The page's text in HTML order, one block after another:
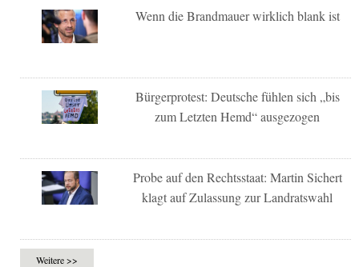
Wenn die Brandmauer wirklich blank ist
Bürgerprotest: Deutsche fühlen sich „bis
zum Letzten Hemd“ ausgezogen
Probe auf den Rechtsstaat: Martin Sichert
klagt auf Zulassung zur Landratswahl
Weitere >>